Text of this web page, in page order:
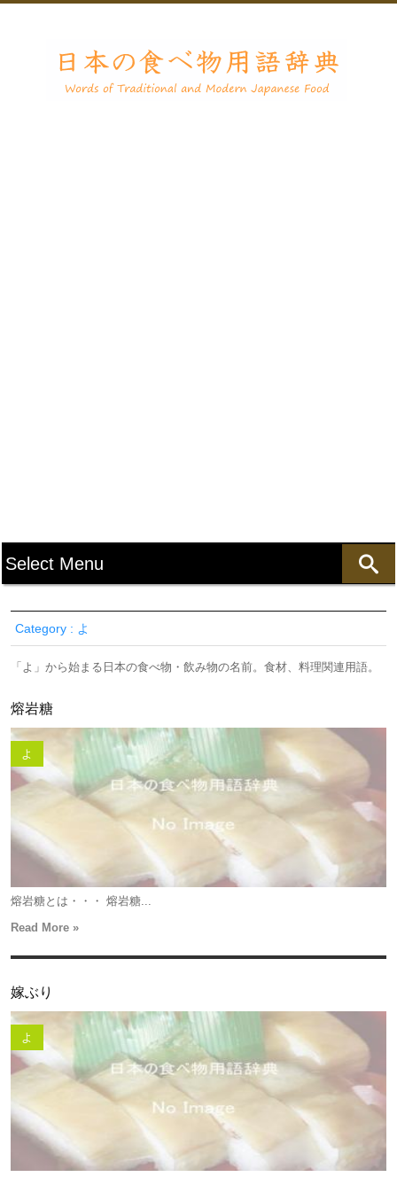
Category : よ
「よ」から始まる日本の食べ物・飲み物の名前。食材、料理関連用語。
熔岩糖
よ
熔岩糖とは・・・ 熔岩糖...
Read More »
嫁ぶり
よ